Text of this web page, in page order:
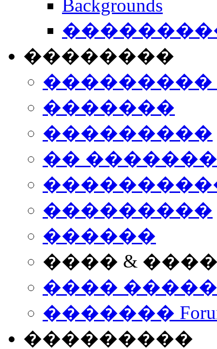
Backgrounds
��������
���������
�������
���������
��
���������
������
���� &
����
�������
���������